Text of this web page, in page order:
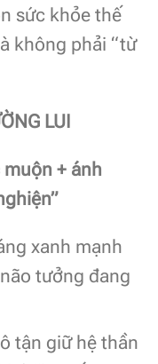
sức khỏe thế
không phải “từ
LUI
+ ánh
xanh mạnh
tưởng đang
tận giữ hệ thần